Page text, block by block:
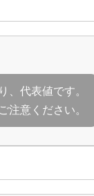
、代表値です。
注意ください。